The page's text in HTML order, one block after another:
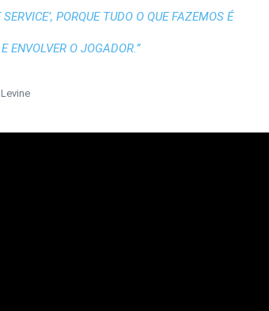
PORQUE TUDO O QUE FAZEMOS É
ENVOLVER O JOGADOR.”